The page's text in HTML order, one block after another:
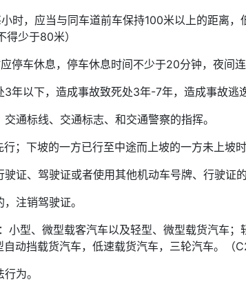
时，应当与同车道前车保持100米以上的距离
少于80米）
停车休息，停车休息时间不少于20分钟，夜间连
年以下，造成事故致死处3年-7年，造成事故逃
通标线、交通标志、和交通警察的指挥。
；下坡的一方已行至中途而上坡的一方未上坡
证、驾驶证或者使用其他机动车号牌、行驶证的
注销驾驶证。
小型、微型载客汽车以及轻型、微型载货汽车
动挡载货汽车，低速载货汽车，三轮汽车。（
为。